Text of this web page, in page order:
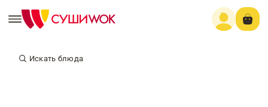
Искать блюда